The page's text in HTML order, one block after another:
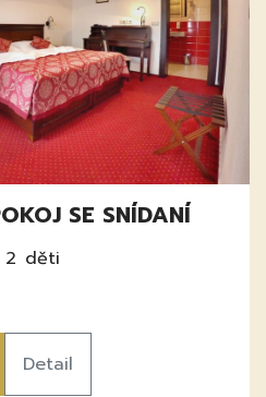
SE SNÍDANÍ
2 děti
Detail